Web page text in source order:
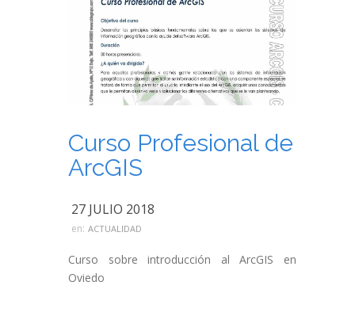
Curso Profesional de
ArcGIS
27 JULIO 2018
en: ACTUALIDAD
Curso sobre introducción al ArcGIS en
Oviedo